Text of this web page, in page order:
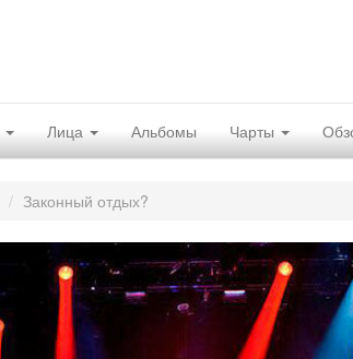
Лица Альбомы Чарты
Законный отдых?